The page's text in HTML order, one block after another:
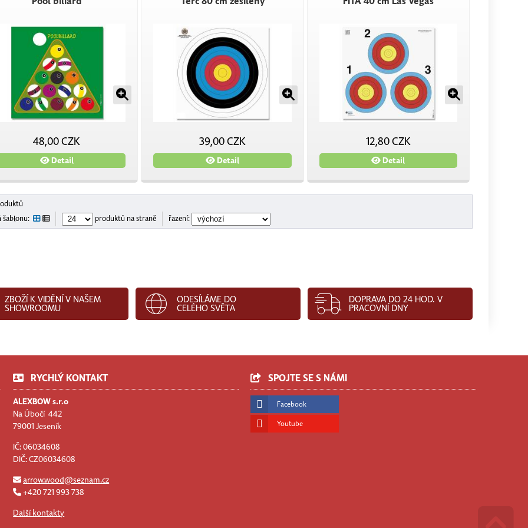
48,00 CZK
Detail
39,00 CZK
Detail
12,80 CZK
Detail
šablonu:
produktů na straně řazení:
ZBOŽÍ K VIDĚNÍ V NAŠEM
SHOWROOMU
ODESÍLÁME DO
CELÉHO SVĚTA
DOPRAVA DO 24 HOD. V
PRACOVNÍ DNY
RYCHLÝ KONTAKT
ALEXBOW s.r.o
Na Úbočí 442
79001 Jeseník
IČ: 06034608
DIČ: CZ06034608
arrow.wood@seznam.cz
+420 721 993 738
Další kontakty
SPOJTE SE S NÁMI
Facebook
Youtube